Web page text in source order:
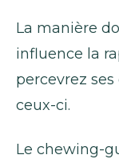
La manière
influence la
percevrez
ceux-ci.
Le chewing-